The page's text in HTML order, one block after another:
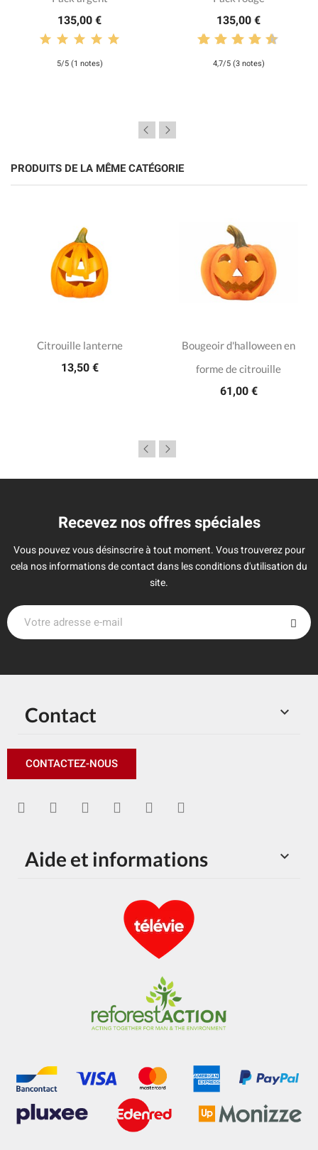
135,00 €
5/5 (1 notes)
135,00 €
4,7/5 (3 notes)
PRODUITS DE LA MÊME CATÉGORIE
Citrouille lanterne
13,50 €
Bougeoir d'halloween en
forme de citrouille
61,00 €
Recevez nos offres spéciales
Vous pouvez vous désinscrire à tout moment. Vous trouverez pour
cela nos informations de contact dans les conditions d'utilisation du
site.

Contact
CONTACTEZ-NOUS

Aide et informations